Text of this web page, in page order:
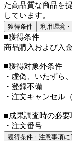
た高品質な商品を
しています。
獲得条件 利用環境
■獲得条件
商品購入および入
■獲得対象外条件
・虚偽、いたずら
・登録不備
・注文キャンセル
■成果調査時の必要
・注文番号
獲得条件・注意事項に